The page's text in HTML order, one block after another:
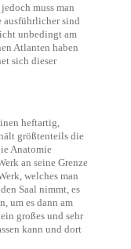
muss man
ausführlicher sind
unbedingt am
Atlanten haben
sich dieser
heftartig,
größtenteils die
Anatomie
an seine Grenze
welches man
Saal nimmt, es
um es dann am
großes und sehr
kann und dort